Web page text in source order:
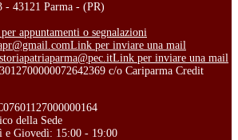
- 43121 Parma - (PR)
appuntamenti o segnalazioni
Link per inviare una mail
Link per inviare una mail
c/o Cariparma Credit
della Sede
e Giovedì: 15:00 - 19:00